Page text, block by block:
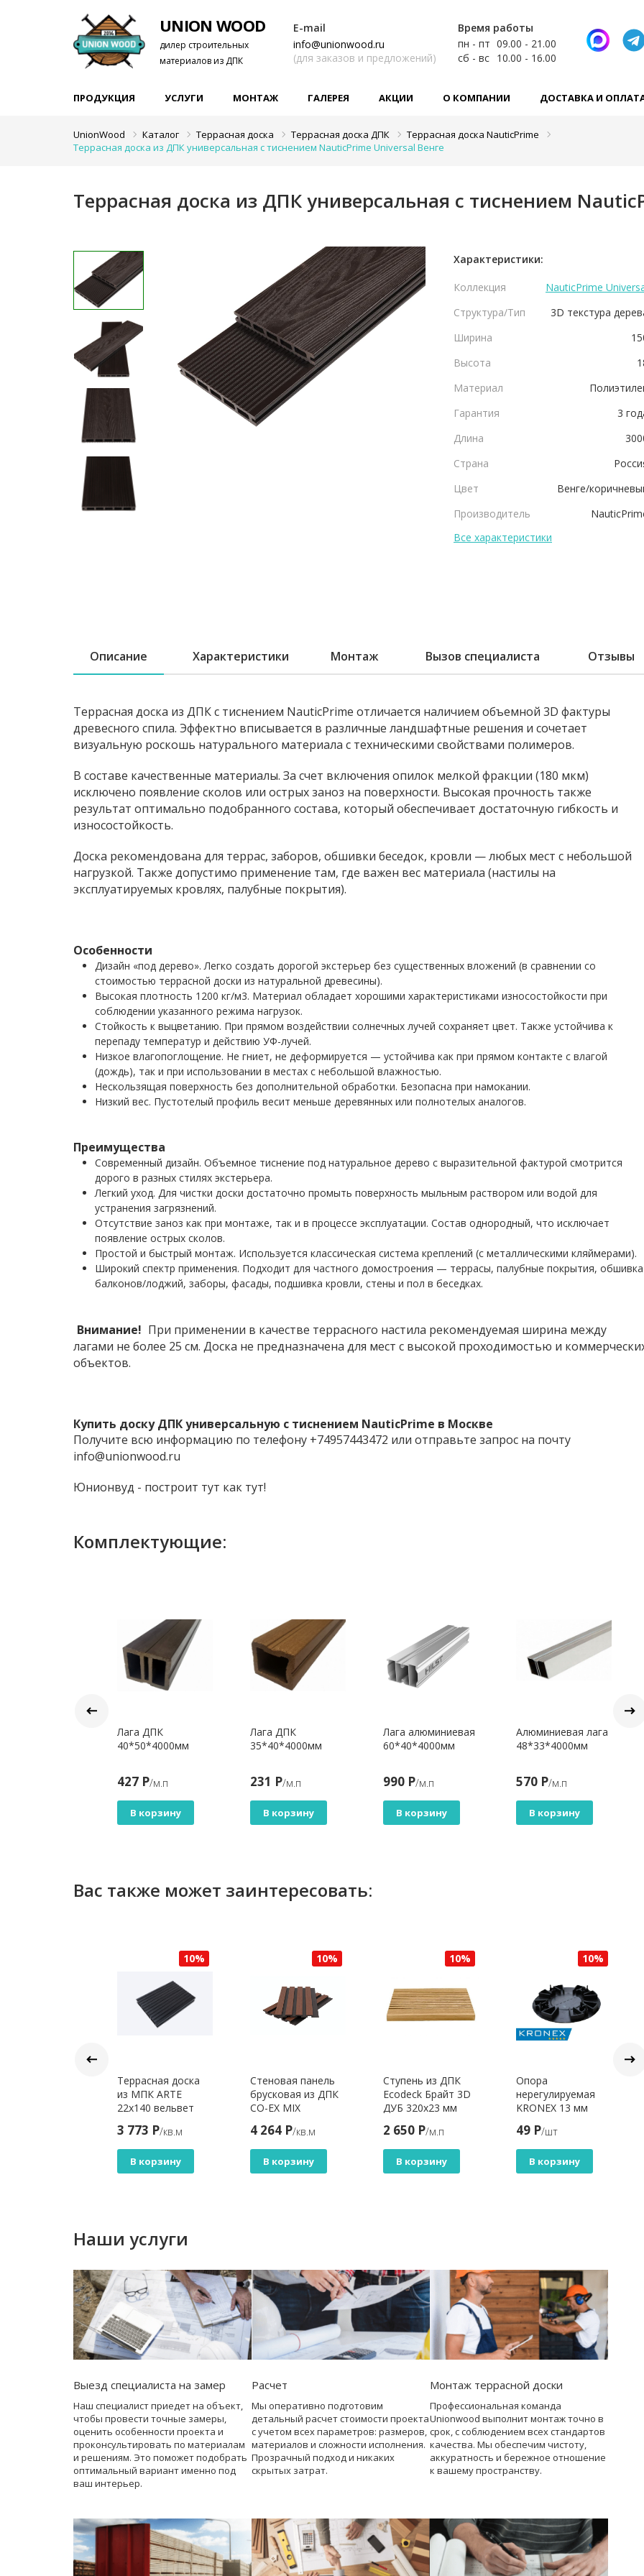
UNION WOOD
дилер строительных
материалов из ДПК
Время работы
пн - пт 09.00 - 21.00
сб - вс 10.00 - 16.00
E-mail
info@unionwood.ru
(для заказов и предложений)
ПРОДУКЦИЯ УСЛУГИ МОНТАЖ ГАЛЕРЕЯ АКЦИИ О КОМПАНИИ ДОСТАВКА И
UnionWood Каталог Террасная доска Террасная доска ДПК
Террасная доска NauticPrime
Террасная доска из ДПК универсальная с тиснением NauticPrime Universal Венге
Террасная доска из ДПК универсальная с тиснением
Характеристики:
Коллекция
NauticPrime
Структура/Тип
3D текстура
Ширина
Высота
Материал
Гарантия
3
Длина
Страна
Цвет
Венге/
Производитель
Все характеристики
Описание Характеристики Монтаж Вызов специалиста Отзывы
Террасная доска из ДПК с тиснением NauticPrime отличается наличием объемной 3D фактуры
древесного спила. Эффектно вписывается в различные ландшафтные решения и сочетает
визуальную роскошь натурального материала с техническими свойствами полимеров.
В составе качественные материалы. За счет включения опилок мелкой фракции (180 мкм)
исключено появление сколов или острых заноз на поверхности. Высокая прочность также
результат оптимально подобранного состава, который обеспечивает достаточную гибкость и
износостойкость.
Доска рекомендована для террас, заборов, обшивки беседок, кровли — любых мест с небольшой
нагрузкой. Также допустимо применение там, где важен вес материала (настилы на
эксплуатируемых кровлях, палубные покрытия).
Особенности
Дизайн «под дерево». Легко создать дорогой экстерьер без существенных вложений (в сравнении со
стоимостью террасной доски из натуральной древесины).
Высокая плотность 1200 кг/м3. Материал обладает хорошими характеристиками износостойкости при
соблюдении указанного режима нагрузок.
Стойкость к выцветанию. При прямом воздействии солнечных лучей сохраняет цвет. Также устойчива к
перепаду температур и действию УФ-лучей.
Низкое влагопоглощение. Не гниет, не деформируется — устойчива как при прямом контакте с влагой
(дождь), так и при использовании в местах с небольшой влажностью.
Нескользящая поверхность без дополнительной обработки. Безопасна при намокании.
Низкий вес. Пустотелый профиль весит меньше деревянных или полнотелых аналогов.
Преимущества
Современный дизайн. Объемное тиснение под натуральное дерево с выразительной фактурой смотрится
дорого в разных стилях экстерьера.
Легкий уход. Для чистки доски достаточно промыть поверхность мыльным раствором или водой для
устранения загрязнений.
Отсутствие заноз как при монтаже, так и в процессе эксплуатации. Состав однородный, что исключает
появление острых сколов.
Простой и быстрый монтаж. Используется классическая система креплений (с металлическими кляймерами).
Широкий спектр применения. Подходит для частного домостроения — террасы, палубные покрытия, обшивка
балконов/лоджий, заборы, фасады, подшивка кровли, стены и пол в беседках.
Внимание! При применении в качестве террасного настила рекомендуемая ширина между
лагами не более 25 см. Доска не предназначена для мест с высокой проходимостью и
объектов.
Купить доску ДПК универсальную с тиснением NauticPrime в Москве
Получите всю информацию по телефону +74957443472 или отправьте запрос на почту
info@unionwood.ru
Юнионвуд - построит тут как тут!
Комплектующие:
Лага ДПК
40*50*4000мм
427 Р/м.п
В корзину
Лага ДПК
35*40*4000мм
231 Р/м.п
В корзину
Лага алюминиевая
60*40*4000мм
990 Р/м.п
В корзину
Алюминиевая лага
48*33*4000мм
570 Р/м.п
В корзину
Вас также может заинтересовать:
10%
Террасная доска
из МПК ARTE
22x140 вельвет
3 773 Р/кв.м
В корзину
10%
Стеновая панель
брусковая из ДПК
CO-EX MIX
Suar Mix
4 264 Р/кв.м
В корзину
10%
Ступень из ДПК
Ecodeck Брайт 3D
ДУБ 320х23 мм
2 650 Р/м.п
В корзину
10%
Опора
нерегулируемая
KRONEX 13 мм
49 Р/шт
В корзину
Наши услуги
Выезд специалиста на замер
Наш специалист приедет на объект,
чтобы провести точные замеры,
оценить особенности проекта и
проконсультировать по материалам
и решениям. Это поможет подобрать
оптимальный вариант именно под
ваш интерьер.
Расчет
Мы оперативно подготовим
детальный расчет стоимости проекта
с учетом всех параметров: размеров,
материалов и сложности исполнения.
Прозрачный подход и никаких
скрытых затрат.
Монтаж террасной доски
Профессиональная команда
Unionwood выполнит монтаж точно в
срок, с соблюдением всех стандартов
качества. Мы обеспечим чистоту,
аккуратность и бережное отношение
к вашему пространству.